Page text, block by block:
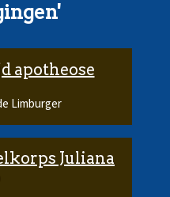
apotheose
Limburger
Juliana